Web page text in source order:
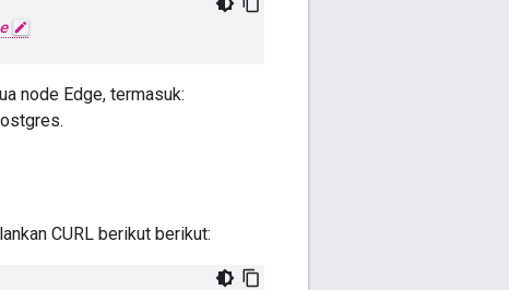
node Edge, termasuk:
CURL berikut berikut: